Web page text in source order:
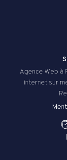
Agence Web à
internet sur